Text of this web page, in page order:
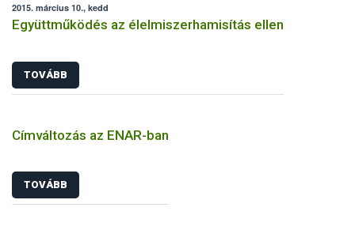
2015. március 10., kedd
Együttműködés az élelmiszerhamisítás ellen
TOVÁBB
Címváltozás az ENAR-ban
TOVÁBB